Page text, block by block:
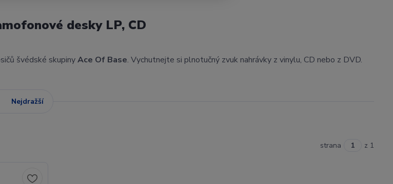
desky LP, CD
švédské skupinyAce Of Base. Vychutnejte si plnotučný zvuk nahrávky z vinylu, CD nebo z DVD.
Nejdražší
strana z 1